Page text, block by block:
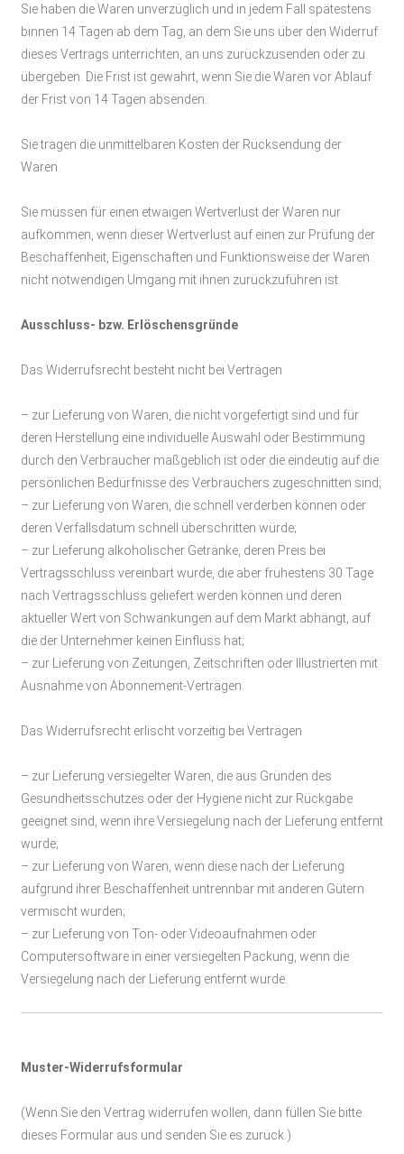
Sie haben die Waren unverzüglich und in jedem Fall spätestens
binnen 14Tagen ab dem Tag, an dem Sie uns über den Widerruf
dieses Vertrags unterrichten, an uns zurückzusenden oder zu
übergeben. Die Frist ist gewahrt, wenn Sie die Waren vor Ablauf
der Frist von 14 Tagen absenden.
Sie tragen die unmittelbaren Kosten der Rücksendung der
Waren.
Sie müssen für einen etwaigen Wertverlust der Waren nur
aufkommen, wenn dieser Wertverlust auf einen zur Prüfung der
Beschaffenheit, Eigenschaften und Funktionsweise der Waren
nicht notwendigen Umgang mit ihnen zurückzuführen ist.
Ausschluss- bzw. Erlöschensgründe
Das Widerrufsrecht besteht nicht bei Verträgen
– zur Lieferung von Waren, die nicht vorgefertigt sind und für
deren Herstellung eine individuelle Auswahl oder Bestimmung
durch den Verbraucher maßgeblich ist oder die eindeutig auf die
persönlichen Bedürfnisse des Verbrauchers zugeschnitten sind;
– zur Lieferung von Waren, die schnell verderben können oder
deren Verfallsdatum schnell überschritten würde;
– zur Lieferung alkoholischer Getränke, deren Preis bei
Vertragsschluss vereinbart wurde, die aber frühestens 30 Tage
nach Vertragsschluss geliefert werden können und deren
aktueller Wert von Schwankungen auf dem Markt abhängt, auf
die der Unternehmer keinen Einfluss hat;
– zur Lieferung von Zeitungen, Zeitschriften oder Illustrierten mit
Ausnahme von Abonnement-Verträgen.
Das Widerrufsrecht erlischt vorzeitig bei Verträgen
– zur Lieferung versiegelter Waren, die aus Gründen des
Gesundheitsschutzes oder der Hygiene nicht zur Rückgabe
geeignet sind, wenn ihre Versiegelung nach der Lieferung entfernt
wurde;
– zur Lieferung von Waren, wenn diese nach der Lieferung
aufgrund ihrer Beschaffenheit untrennbar mit anderen Gütern
vermischt wurden;
– zur Lieferung von Ton- oder Videoaufnahmen oder
Computersoftware in einer versiegelten Packung, wenn die
Versiegelung nach der Lieferung entfernt wurde.
Muster-Widerrufsformular
(Wenn Sie den Vertrag widerrufen wollen, dann füllen Sie bitte
dieses Formular aus und senden Sie es zurück.)